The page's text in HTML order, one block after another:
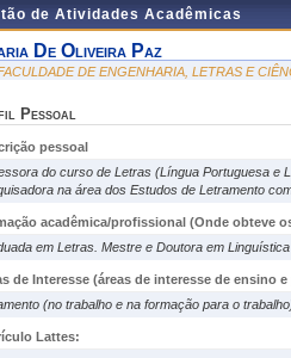
de Atividades Acadêmicas
De Oliveira Paz
DE ENGENHARIA, LETRAS E
Pessoal
pessoal
do curso de Letras (Língua Portuguesa e
na área dos Estudos de Letramento
acadêmica/profissional (Onde obteve
em Letras. Mestre e Doutora em
de Interesse (áreas de interesse de ensino e
(no trabalho e na formação para o
Lattes: